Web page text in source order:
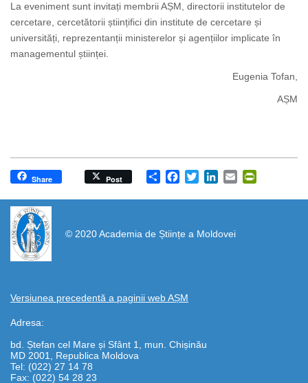
La eveniment sunt invitați membrii AȘM, directorii institutelor de
cercetare, cercetătorii științifici din institute de cercetare și
universități, reprezentanții ministerelor și agențiilor implicate în
managementul științei.
Eugenia Tofan,
AȘM
Share
Share Post Facebook
TwitterLinkedIn
Email
© 2020 Academia de Științe a Moldovei
Versiunea precedentă a paginii web AȘM
Adresa:
bd. Ștefan cel Mare și Sfânt 1, mun. Chișinău
MD 2001, Republica Moldova
Tel: (022) 27 14 78
Fax: (022) 54 28 23
https://propletenie.ru/